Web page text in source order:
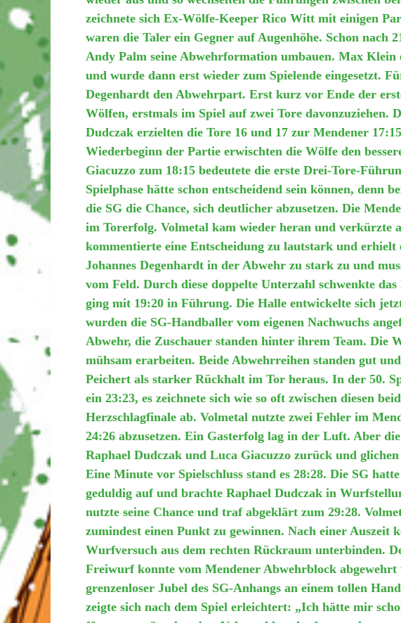
zeichnete sich Ex-Wölfe-Keeper Rico Witt mit einigen
waren die Taler ein Gegner auf Augenhöhe. Schon nach
Andy Palm seine Abwehrformation umbauen. Max
und wurde dann erst wieder zum Spielende eingesetzt.
Degenhardt den Abwehrpart. Erst kurz vor Ende der
Wölfen, erstmals im Spiel auf zwei Tore davonzuziehen.
Dudczak erzielten die Tore 16 und 17 zur Mendener
Wiederbeginn der Partie erwischten die Wölfe den
Giacuzzo zum 18:15 bedeutete die erste Drei-Tore-
Spielphase hätte schon entscheidend sein können, denn
die SG die Chance, sich deutlicher abzusetzen. Die
im Torerfolg. Volmetal kam wieder heran und verkürzte
kommentierte eine Entscheidung zu lautstark und
Johannes Degenhardt in der Abwehr zu stark zu und
vom Feld. Durch diese doppelte Unterzahl schwenkte
ging mit 19:20 in Führung. Die Halle entwickelte sich
wurden die SG-Handballer vom eigenen Nachwuchs
Abwehr, die Zuschauer standen hinter ihrem Team. Die
mühsam erarbeiten. Beide Abwehrreihen standen gut
Peichert als starker Rückhalt im Tor heraus. In der 50.
ein 23:23, es zeichnete sich wie so oft zwischen diesen
Herzschlagfinale ab. Volmetal nutzte zwei Fehler im
24:26 abzusetzen. Ein Gasterfolg lag in der Luft. Aber
Raphael Dudczak und Luca Giacuzzo zurück und
Eine Minute vor Spielschluss stand es 28:28. Die SG
geduldig auf und brachte Raphael Dudczak in
nutzte seine Chance und traf abgeklärt zum 29:28.
zumindest einen Punkt zu gewinnen. Nach einer Auszeit
Wurfversuch aus dem rechten Rückraum unterbinden.
Freiwurf konnte vom Mendener Abwehrblock
grenzenloser Jubel des SG-Anhangs an einem tollen
zeigte sich nach dem Spiel erleichtert: „Ich hätte mir